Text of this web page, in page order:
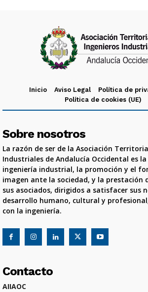
Inicio Aviso Legal
Política de
Política de cookies (UE)
Sobre nosotros
La razón de ser de la Asociación
Industriales de Andalucía Occidental es
ingeniería industrial, la promoción y el
imagen ante la sociedad, y la prestación
sus asociados, dirigidos a satisfacer sus
desarrollo humano, cultural y
con la ingeniería.
Contacto
AIIAOC